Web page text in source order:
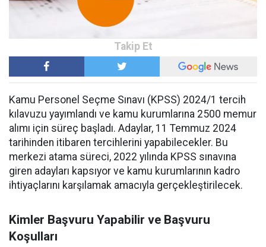
Kamu Personel Seçme Sınavı (KPSS) 2024/1 tercih
kılavuzu yayımlandı ve kamu kurumlarına 2500 memur
alımı için süreç başladı. Adaylar, 11 Temmuz 2024
tarihinden itibaren tercihlerini yapabilecekler. Bu
merkezi atama süreci, 2022 yılında KPSS sınavına
giren adayları kapsıyor ve kamu kurumlarının kadro
ihtiyaçlarını karşılamak amacıyla gerçekleştirilecek.
Kimler Başvuru Yapabilir ve Başvuru
Koşulları